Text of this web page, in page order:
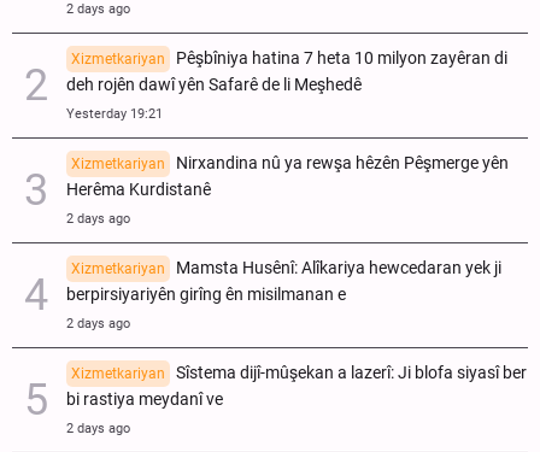
2 days ago
Xizmetkariyan
Pêşbîniya hatina 7 heta 10 milyon zayêran di
deh rojên dawî yên Safarê de li Meşhedê
Yesterday 19:21
Xizmetkariyan
Nirxandina nû ya rewşa hêzên Pêşmerge yên
Herêma Kurdistanê
2 days ago
Xizmetkariyan
Mamsta Husênî: Alîkariya hewcedaran yek ji
berpirsiyariyên girîng ên misilmanan e
2 days ago
Xizmetkariyan
Sîstema dijî-mûşekan a lazerî: Ji blofa siyasî ber
bi rastiya meydanî ve
2 days ago